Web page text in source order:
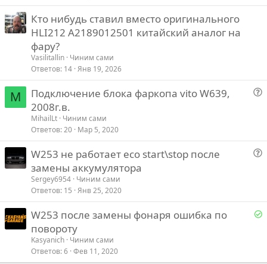
Кто нибудь ставил вместо оригинального
HLI212 A2189012501 китайский аналог на
фару?
Vasilitallin Чиним сами
Ответов 14 Янв 19, 2026
M
В
о
с
Подключение блока фаркопа vito W639,
2008г.в.
MihailLt Чиним сами
Ответов 20 Мар 5, 2020
В
о
с
W253 не работает eco start\stop после
замены аккумулятора
Sergey6954 Чиним сами
Ответов 15 Янв 25, 2020
Р
W253 после замены фонаря ошибка по
повороту
Kasyanich Чиним сами
Ответов 6 Фев 11, 2020